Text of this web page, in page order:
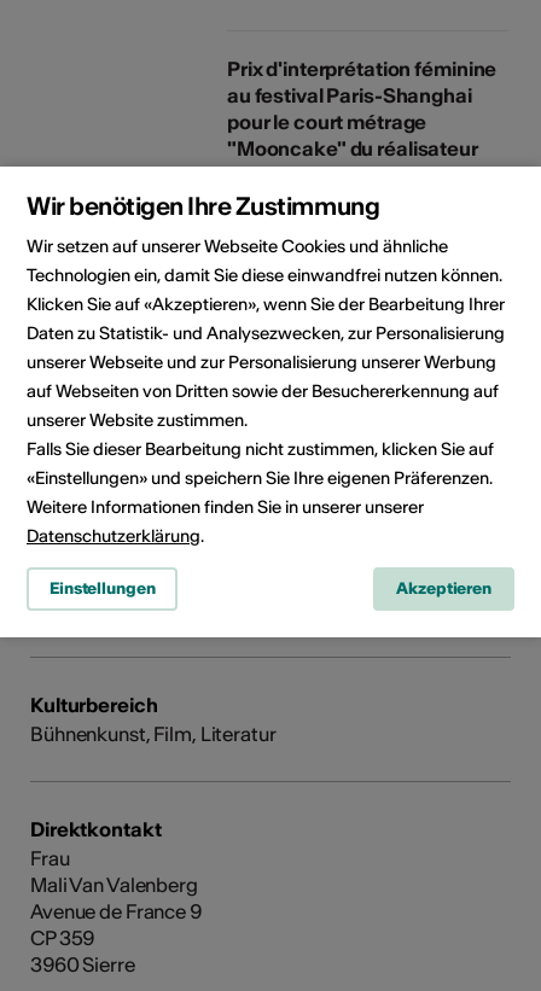
Prix d'interprétation féminine
au festival Paris-Shanghai
pour le court métrage
"Mooncake" du réalisateur
suisse François Yang
Art der Anerkennung: Preise
Erhalten im Jahr: 2015
Publikationen
"Semelle au vent" Pièce de
théâtre jeune public
Art der Publikation: Gedrucktes
Werk
Publiziert am: 23.08.2017
Verlag / Label / Vertrieb:
Lansman Editeur
Kulturbereich
Bühnenkunst, Film, Literatur
Direktkontakt
Frau
Mali Van Valenberg
Avenue de France 9
CP 359
3960 Sierre
Wir benötigen Ihre Zustimmung
Wir setzen auf unserer Webseite Cookies und ähnliche
Technologien ein, damit Sie diese einwandfrei nutzen können.
Klicken Sie auf «Akzeptieren», wenn Sie der Bearbeitung Ihrer
Daten zu Statistik- und Analysezwecken, zur Personalisierung
unserer Webseite und zur Personalisierung unserer Werbung
auf Webseiten von Dritten sowie der Besuchererkennung auf
unserer Website zustimmen.
Falls Sie dieser Bearbeitung nicht zustimmen, klicken Sie auf
«Einstellungen» und speichern Sie Ihre eigenen Präferenzen.
Weitere Informationen finden Sie in unserer unserer
Datenschutzerklärung.
Einstellungen Akzeptieren